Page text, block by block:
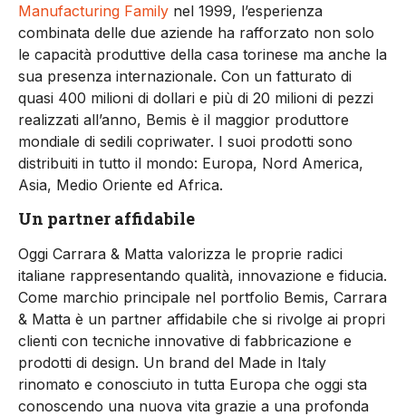
Manufacturing Family nel 1999, l’esperienza
combinata delle due aziende ha rafforzato non solo
le capacità produttive della casa torinese ma anche la
sua presenza internazionale. Con un fatturato di
quasi 400 milioni di dollari e più di 20 milioni di pezzi
realizzati all’anno, Bemis è il maggior produttore
mondiale di sedili copriwater. I suoi prodotti sono
distribuiti in tutto il mondo: Europa, Nord America,
Asia, Medio Oriente ed Africa.
Un partner affidabile
Oggi Carrara & Matta valorizza le proprie radici
italiane rappresentando qualità, innovazione e fiducia.
Come marchio principale nel portfolio Bemis, Carrara
& Matta è un partner affidabile che si rivolge ai propri
clienti con tecniche innovative di fabbricazione e
prodotti di design. Un brand del Made in Italy
rinomato e conosciuto in tutta Europa che oggi sta
conoscendo una nuova vita grazie a una profonda